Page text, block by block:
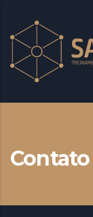
Contato